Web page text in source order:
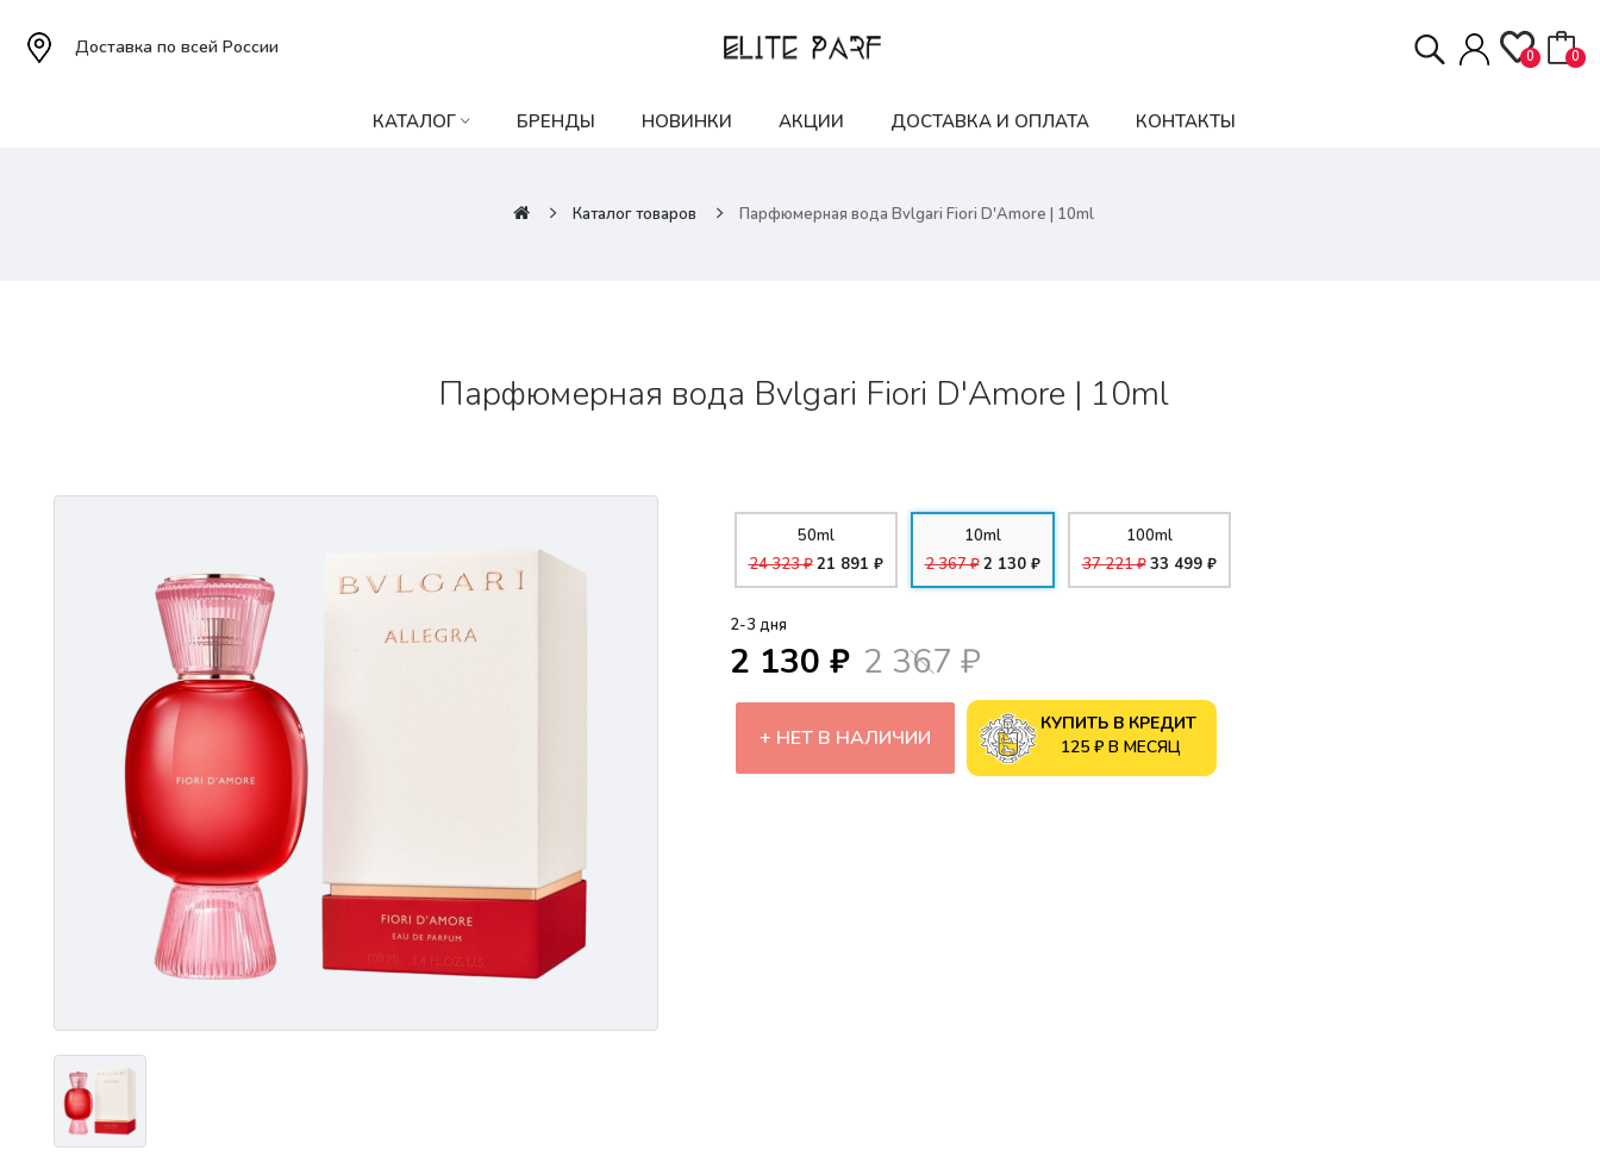
Доставка по всей России 0 0
КАТАЛОГ БРЕНДЫ НОВИНКИ АКЦИИ ДОСТАВКА И ОПЛАТА КОНТАКТЫ
Каталог товаров Парфюмерная вода Bvlgari Fiori D'Amore | 10ml
Парфюмерная вода Bvlgari Fiori D'Amore | 10ml
50ml
24 323 ₽21 891 ₽
10ml
2 367 ₽2 130 ₽
100ml
37 221 ₽33 499 ₽
2-3 дня
2 130 ₽ 2 367 ₽
НЕТ В НАЛИЧИИ
КУПИТЬ В КРЕДИТ
125 ₽ В МЕСЯЦ